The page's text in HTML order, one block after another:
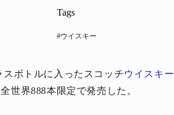
Tags
#ウイスキー
ボトルに入ったスコッチウイスキー
世界888本限定で発売した。